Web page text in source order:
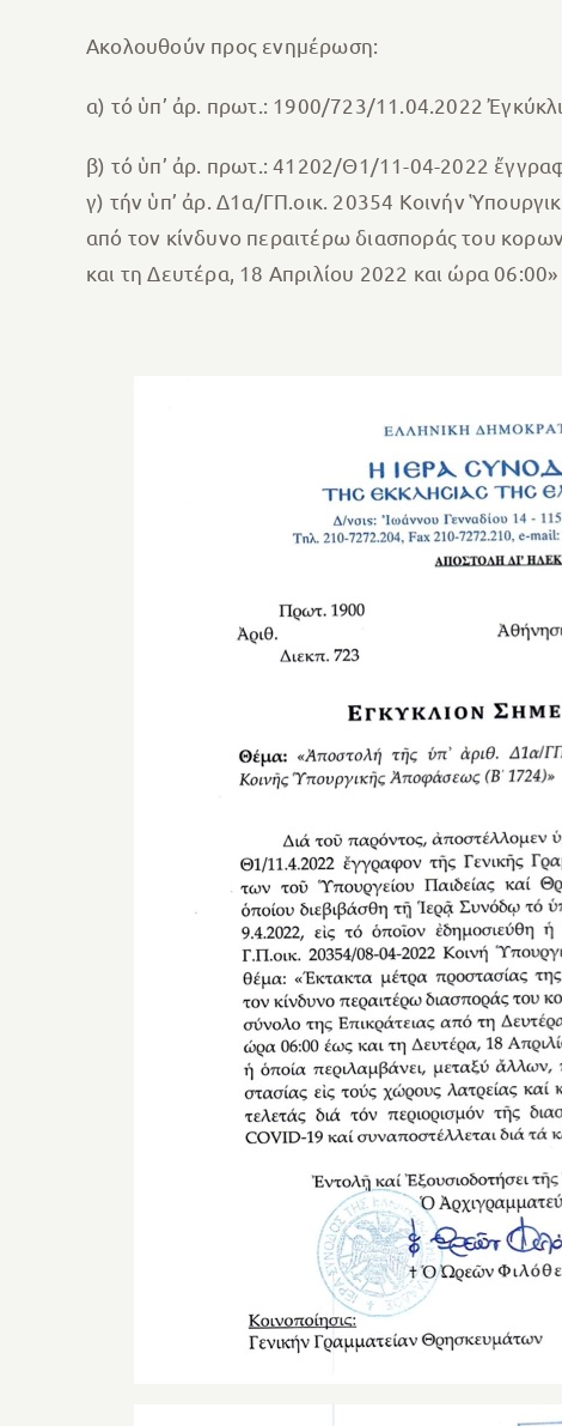
Aκολουθούν προς ενημέρωση:
α) τό ὑπ’ ἀρ. πρωτ.: 1900/723/11.04.2022
β) τό ὑπ’ ἀρ. πρωτ.: 41202/Θ1/11-04-2022
γ) τήν ὑπ’ ἀρ. Δ1α/ΓΠ.οικ. 20354 Κοινήν
από τον κίνδυνο περαιτέρω διασποράς του
και τη Δευτέρα, 18 Απριλίου 2022 και ώρα 06:00»